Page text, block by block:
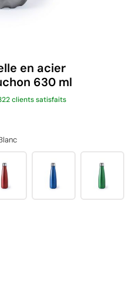
en acier
630 ml
clients satisfaits